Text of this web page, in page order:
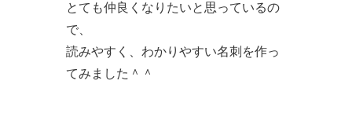
とても仲良くなりたいと思っているの
で、
読みやすく、わかりやすい名刺を作っ
てみました＾＾